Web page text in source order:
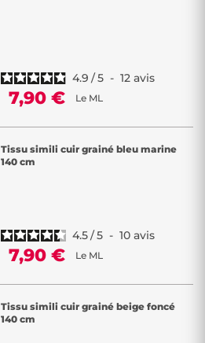
4.9 /5 - 12 avis
7,90 € Le ML
Tissu simili cuir grainé bleu marine
140 cm
4.5/5 - 10 avis
7,90 € Le ML
Tissu simili cuir grainé beige foncé
140 cm